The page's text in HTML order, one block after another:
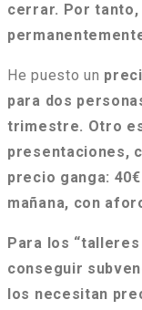
cerrar. Por
He puesto un
para dos
trimestre. Otro
presentaciones,
precio ganga:
mañana, con
Para los
conseguir
los necesitan